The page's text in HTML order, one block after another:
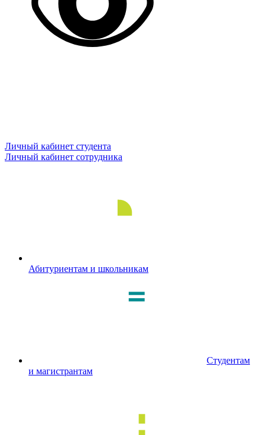
Личный кабинет студента
Личный кабинет сотрудника
Абитуриентам и школьникам
Студентам
и магистрантам